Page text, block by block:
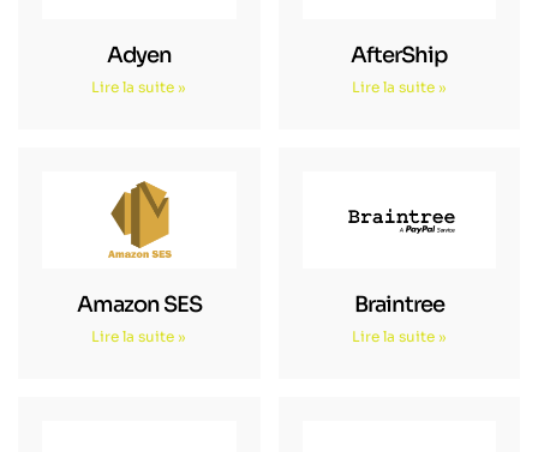
Adyen
Lire la suite »
AfterShip
Lire la suite »
Amazon SES
Lire la suite »
Braintree
Lire la suite »